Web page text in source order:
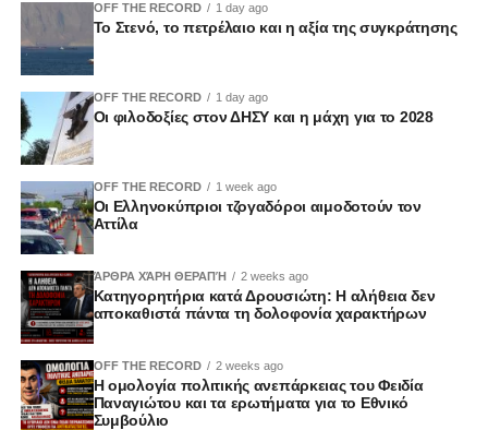
OFF THE RECORD 1 day ago
Το Στενό, το πετρέλαιο και η αξία της συγκράτησης
OFF THE RECORD 1 day ago
Οι φιλοδοξίες στον ΔΗΣΥ και η μάχη για το 2028
OFF THE RECORD 1 week ago
Οι Ελληνοκύπριοι τζογαδόροι αιμοδοτούν τον
Αττίλα
ΆΡΘΡΑ ΧΆΡΗ ΘΕΡΑΠΉ 2 weeks ago
Κατηγορητήρια κατά Δρουσιώτη: Η αλήθεια δεν
αποκαθιστά πάντα τη δολοφονία χαρακτήρων
OFF THE RECORD 2 weeks ago
Η ομολογία πολιτικής ανεπάρκειας του Φειδία
Παναγιώτου και τα ερωτήματα για το Εθνικό
Συμβούλιο